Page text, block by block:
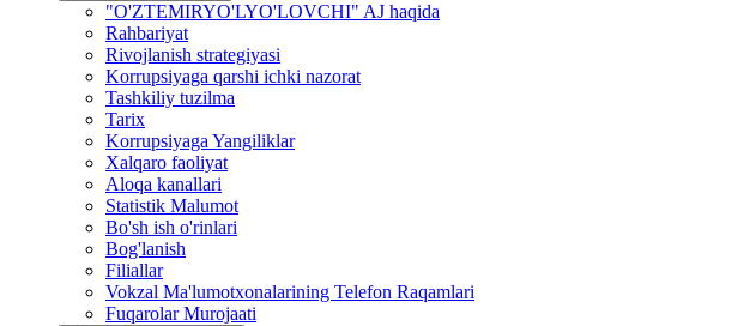
"O'ZTEMIRYO'LYO'LOVCHI" AJ haqida
Rahbariyat
Rivojlanish strategiyasi
Korrupsiyaga qarshi ichki nazorat
Tashkiliy tuzilma
Tarix
Korrupsiyaga Yangiliklar
Xalqaro faoliyat
Aloqa kanallari
Statistik Malumot
Bo'sh ish o'rinlari
Bog'lanish
Filiallar
Vokzal Ma'lumotxonalarining Telefon Raqamlari
Fuqarolar Murojaati